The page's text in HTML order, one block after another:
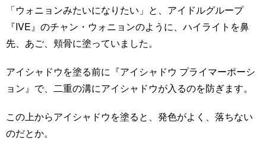
「ウォニョンみたいになりたい」と、アイドルグループ
『IVE』のチャン・ウォニョンのように、ハイライトを鼻
先、あご、頬骨に塗っていました。
アイシャドウを塗る前に『アイシャドウ プライマーポーシ
ョン』で、二重の溝にアイシャドウが入るのを防ぎます。
この上からアイシャドウを塗ると、発色がよく、落ちない
のだとか。